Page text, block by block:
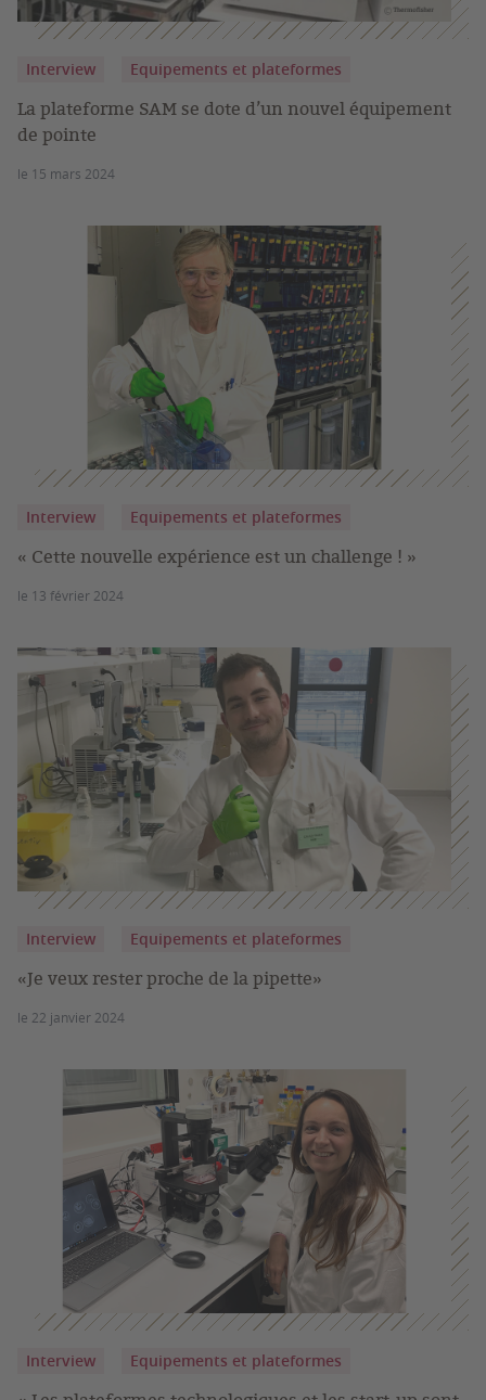
Interview Equipements et plateformes
La plateforme SAM se dote d’un nouvel équipement
de pointe
le 15 mars 2024
Interview Equipements et plateformes
« Cette nouvelle expérience est un challenge ! »
le 13 février 2024
Interview Equipements et plateformes
«Je veux rester proche de la pipette»
le 22 janvier 2024
Interview Equipements et plateformes